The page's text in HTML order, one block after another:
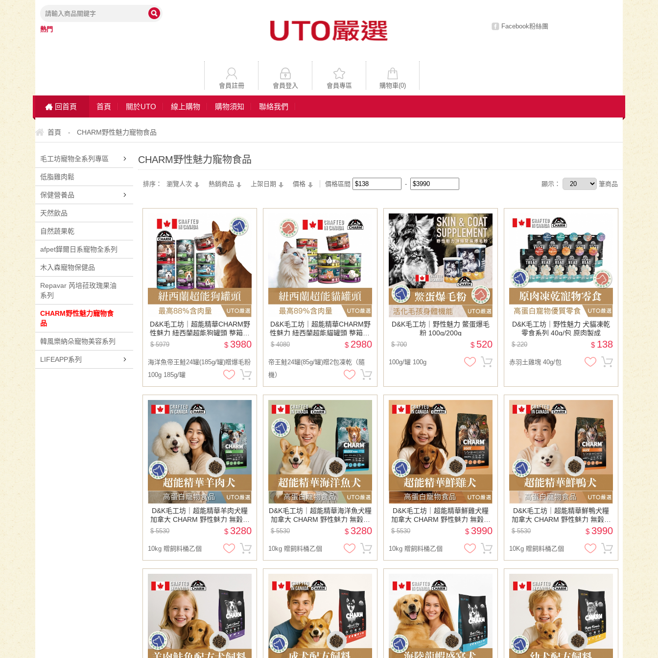
Facebook粉絲團
熱門
會員註冊 會員登入 會員專區 購物車(0)
回首頁 首頁 關於UTO 線上購物 購物須知 聯絡我們
首頁 - CHARM野性魅力寵物食品
毛工坊寵物全系列專區
低脂雞肉鬆
保健營養品
天然飲品
自然蔬果乾
afpet鏵爾日系寵物全系列
木入森寵物保健品
Repavar 芮培菈玫瑰果油
系列
CHARM野性魅力寵物食
品
韓風樂納朵寵物美容系列
LIFEAPP系列
CHARM野性魅力寵物食品
排序： 瀏覽人次 熱銷商品 上架日期 價格 價格區間 顯示： 筆商品
D&K毛工坊｜超能精華CHARM野
性魅力 紐西蘭超能狗罐頭 整箱出
貨 185g/罐 390g/罐（贈爆毛粉
$ 5979 $ 3980
海洋魚帝王鮭24罐(185g/罐)贈爆毛粉
100g 185g/罐
D&K毛工坊｜超能精華CHARM野
性魅力 紐西蘭超能貓罐頭 整箱24
罐出貨 85g/罐 185g/罐贈凍乾
$ 4080 $ 2980
帝王鮭24罐(85g/罐)贈2包凍乾（隨
機）
D&K毛工坊｜野性魅力 鱉蛋爆毛
粉 100g/200g
$ 700 $ 520
100g/罐 100g
D&K毛工坊｜野性魅力 犬貓凍乾
零食系列 40g/包 原肉製成
$ 220 $ 138
赤羽土雞塊 40g/包
D&K毛工坊｜超能精華羊肉犬糧
加拿大 CHARM 野性魅力 無穀犬
糧 成犬 狗飼料 寵物飼料 贈飼料桶
$ 5530 $ 3280
10kg 贈飼料桶乙個
D&K毛工坊｜超能精華海洋魚犬糧
加拿大 CHARM 野性魅力 無穀犬
糧 成犬 狗飼料 寵物飼料 贈飼料桶
$ 5530 $ 3280
10kg 贈飼料桶乙個
D&K毛工坊｜超能精華鮮雞犬糧
加拿大 CHARM 野性魅力 無穀犬
糧 成犬 狗飼料 寵物飼料 贈飼料桶
$ 5530 $ 3990
10kg 贈飼料桶乙個
D&K毛工坊｜超能精華鮮鴨犬糧
加拿大 CHARM 野性魅力 無穀犬
糧 成犬 狗飼料 寵物飼料 贈飼料桶
$ 5530 $ 3990
10Kg 贈飼料桶乙個